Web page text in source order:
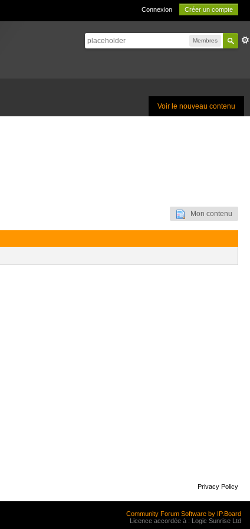
Connexion Créer un compte
Membres
Voir le nouveau contenu
Mon contenu
Privacy Policy
Community Forum Software by IP.Board
Licence accordée à : Logic Sunrise Ltd